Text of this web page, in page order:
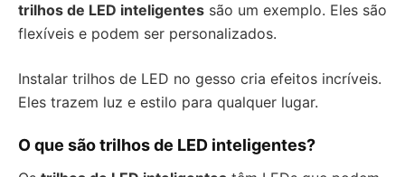
trilhos de LED inteligentes são um exemplo. Eles são
flexíveis e podem ser personalizados.
Instalar trilhos de LED no gesso cria efeitos incríveis.
Eles trazem luz e estilo para qualquer lugar.
O que são trilhos de LED inteligentes?